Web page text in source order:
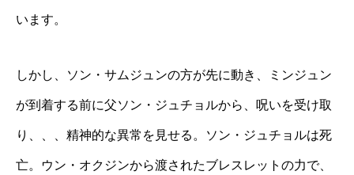
います。
しかし、ソン・サムジュンの方が先に動き、ミンジュン
が到着する前に父ソン・ジュチョルから、呪いを受け取
り、、、精神的な異常を見せる。ソン・ジュチョルは死
亡。ウン・オクジンから渡されたブレスレットの力で、